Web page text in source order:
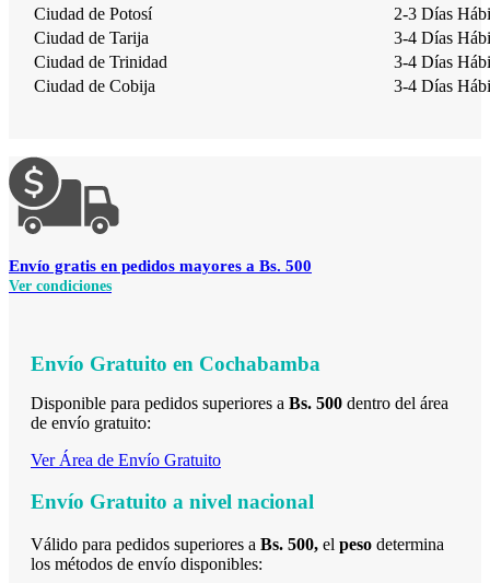
Ciudad de Potosí
2-3 Días
Ciudad de Tarija
3-4 Días
Ciudad de Trinidad
3-4 Días
Ciudad de Cobija
3-4 Días
Envío gratis en pedidos mayores a Bs. 500
Ver condiciones
Envío Gratuito en Cochabamba
Disponible para pedidos superiores a Bs. 500 dentro del área
de envío gratuito:
Ver Área de Envío Gratuito
Envío Gratuito a nivel nacional
Válido para pedidos superiores a Bs. 500, el peso determina
los métodos de envío disponibles: